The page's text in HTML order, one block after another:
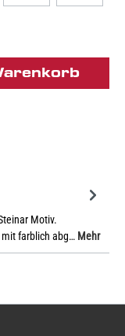
Motiv.
farblich abg… Mehr